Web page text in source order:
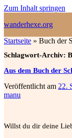
Zum Inhalt springen
wanderhexe.org
Startseite » Buch der
Schlagwort-Archiv:
Aus dem Buch der
Veröffentlicht am 22.
manu
Willst du dir deine